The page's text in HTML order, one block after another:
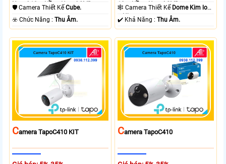
Ngoại 10m Hồng Ngoại SMD.
🛡 Camera Thiết KếCube.
️☣️ Chức Năng :Thu Âm.
10m Hồng Ngoại SMD.
🕸️ Camera Thiết Kế Dome Kim loại
+ Nhựa.
️✔️ Khả Năng :Thu Âm.
CAmera TapoC410 KIT CAmera TapoC410